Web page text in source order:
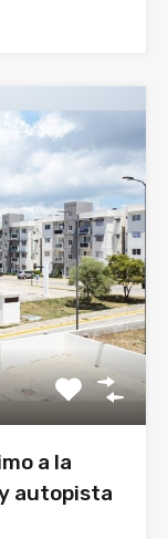
a la
autopista